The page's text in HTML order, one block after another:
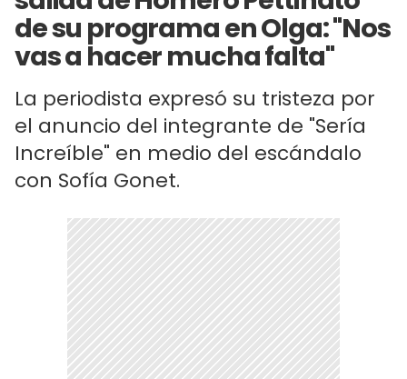
de su programa en Olga: "Nos
vas a hacer mucha falta"
La periodista expresó su tristeza por
el anuncio del integrante de "Sería
Increíble" en medio del escándalo
con Sofía Gonet.